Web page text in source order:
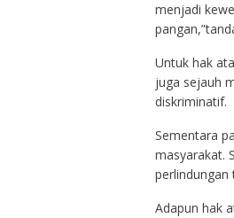
menjadi
Untuk hak
juga sejauh
diskriminatif.
Sementara
masyarakat.
perlindungan
Adapun hak